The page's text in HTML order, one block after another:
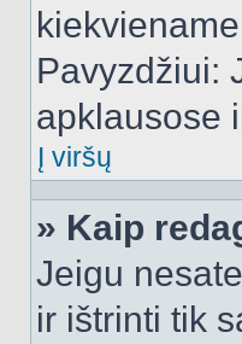
Pavyzdžiui:
apklausose
Į viršų
» Kaip
Jeigu
ir ištrinti tik